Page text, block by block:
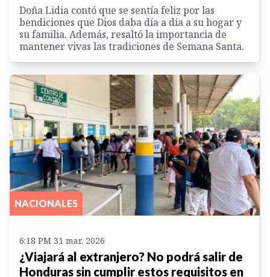
Doña Lidia contó que se sentía feliz por las
bendiciones que Dios daba día a día a su hogar y
su familia. Además, resaltó la importancia de
mantener vivas las tradiciones de Semana Santa.
NACIONALES
6:18 PM 31 mar. 2026
¿Viajará al extranjero? No podrá salir de
Honduras sin cumplir estos requisitos en